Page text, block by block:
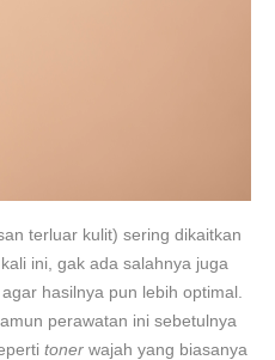
terluar kulit) sering dikaitkan
ini, gak ada salahnya juga
agar hasilnya pun lebih optimal.
perawatan ini sebetulnya
toner wajah yang biasanya